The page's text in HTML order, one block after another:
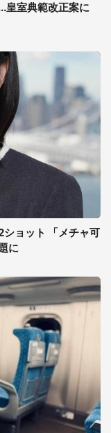
皇室典範改正案に
ョット 「メチャ可
に